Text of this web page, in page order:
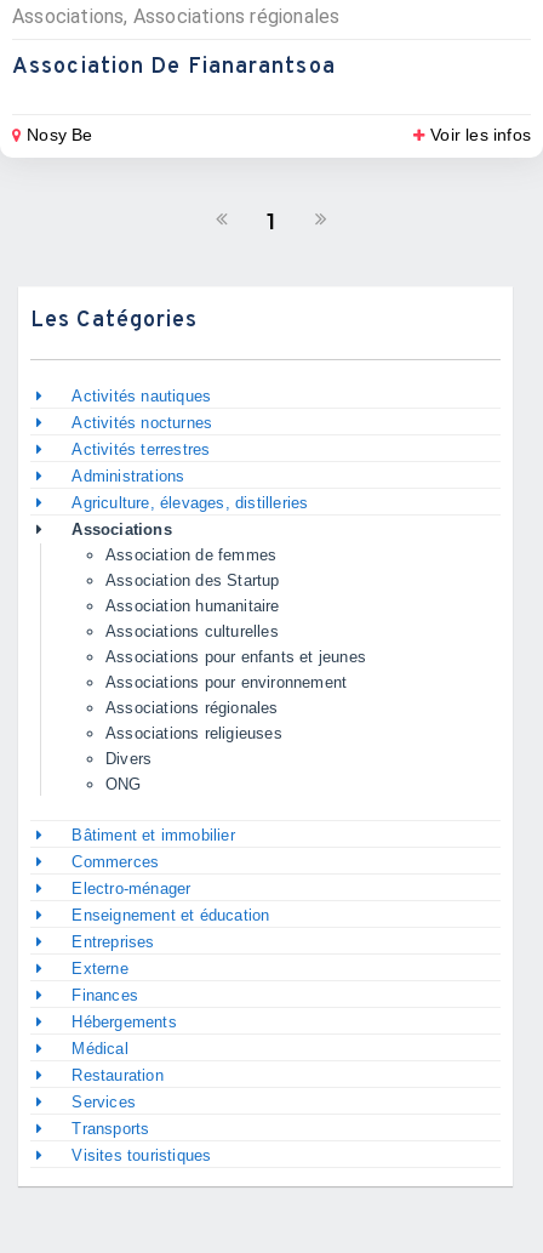
Associations, Associations régionales
Association De Fianarantsoa
Nosy Be Voir les infos
1
Les Catégories
Activités nautiques
Activités nocturnes
Activités terrestres
Administrations
Agriculture, élevages, distilleries
Associations
Association de femmes
Association des Startup
Association humanitaire
Associations culturelles
Associations pour enfants et jeunes
Associations pour environnement
Associations régionales
Associations religieuses
Divers
ONG
Bâtiment et immobilier
Commerces
Electro-ménager
Enseignement et éducation
Entreprises
Externe
Finances
Hébergements
Médical
Restauration
Services
Transports
Visites touristiques